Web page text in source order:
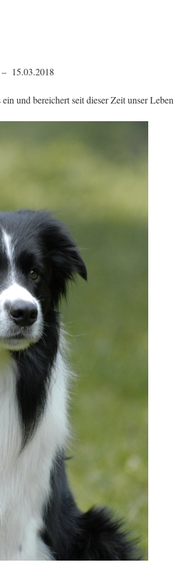
15.03.2018
und bereichert seit dieser Zeit unser Leben